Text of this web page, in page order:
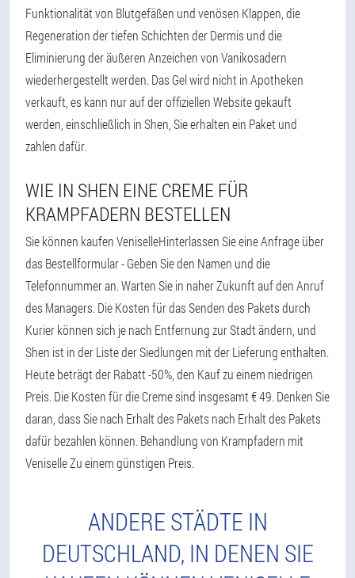
Funktionalität von Blutgefäßen und venösen Klappen, die
Regeneration der tiefen Schichten der Dermis und die
Eliminierung der äußeren Anzeichen von Vanikosadern
wiederhergestellt werden. Das Gel wird nicht in Apotheken
verkauft, es kann nur auf der offiziellen Website gekauft
werden, einschließlich in Shen, Sie erhalten ein Paket und
zahlen dafür.
WIE IN SHEN EINE CREME FÜR
KRAMPFADERN BESTELLEN
Sie können kaufen VeniselleHinterlassen Sie eine Anfrage über
das Bestellformular - Geben Sie den Namen und die
Telefonnummer an. Warten Sie in naher Zukunft auf den Anruf
des Managers. Die Kosten für das Senden des Pakets durch
Kurier können sich je nach Entfernung zur Stadt ändern, und
Shen ist in der Liste der Siedlungen mit der Lieferung enthalten.
Heute beträgt der Rabatt -50%, den Kauf zu einem niedrigen
Preis. Die Kosten für die Creme sind insgesamt € 49. Denken Sie
daran, dass Sie nach Erhalt des Pakets nach Erhalt des Pakets
dafür bezahlen können. Behandlung von Krampfadern mit
Veniselle Zu einem günstigen Preis.
ANDERE STÄDTE IN
DEUTSCHLAND, IN DENEN SIE